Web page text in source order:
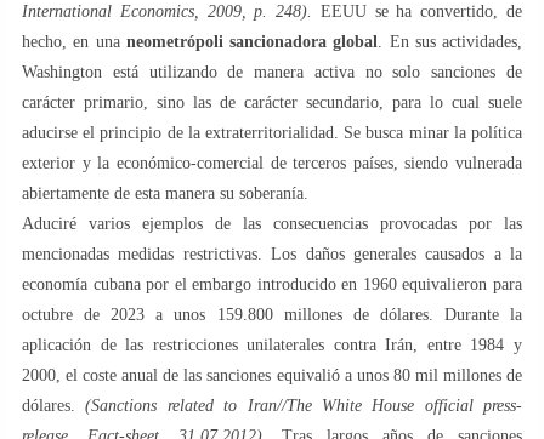
International Economics, 2009, p. 248).
EEUU se ha convertido, de
hecho, en una neometrópoli sancionadora global
. En sus actividades,
Washington está utilizando de manera activa no solo sanciones de
carácter primario, sino las de carácter secundario, para lo cual suele
aducirse el principio de la extraterritorialidad. Se busca minar la política
exterior y la económico-comercial de terceros países, siendo vulnerada
abiertamente de esta manera su soberanía.
Aduciré varios ejemplos de las consecuencias provocadas por las
mencionadas medidas restrictivas. Los daños generales causados a la
economía cubana por el embargo introducido en 1960 equivalieron para
octubre de 2023 a unos 159.800 millones de dólares. Durante la
aplicación de las restricciones unilaterales contra Irán, entre 1984 y
2000, el coste anual de las sanciones equivalió a unos 80 mil millones de
dólares.(Sanctions related to Iran//The White House official press-